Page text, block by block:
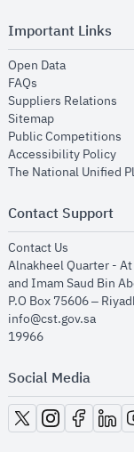
Important Links
Open Dataopens in
FAQs
Suppliers Relations
Sitemapopens in new
Public Competitions
Accessibility Policy
The National Unified
Contact Support
Contact Us
Alnakheel Quarter -
and Imam Saud Bin
P.O Box 75606 –
info@cst.gov.sa
19966
Social Media
opens in new window
opens in new
opens in